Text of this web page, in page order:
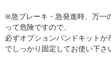
※急ブレーキ・急発進時、万一
って危険ですので、
必ずオプションバンドキット
でしっかり固定してお使い下さ